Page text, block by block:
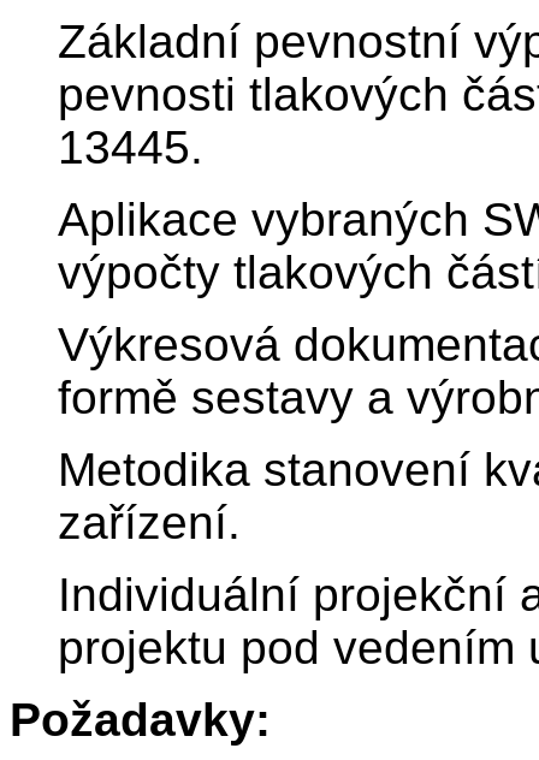
Základní pevnostní
pevnosti tlakových
13445.
Aplikace vybraných
výpočty tlakových
Výkresová
formě sestavy a
Metodika stanovení
zařízení.
Individuální projekční
projektu pod vedením
Požadavky: